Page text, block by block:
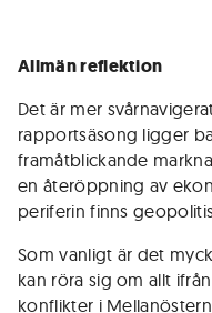
Allmän reflektion
Det är mer
rapportsäsong ligger
framåtblickande
en återöppning av
periferin finns
Som vanligt är det
kan röra sig om allt
konflikter i